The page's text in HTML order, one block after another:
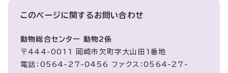
このページに関するお問い合わせ
動物総合センター 動物2係
〒444-0011 岡崎市欠町字大山田1番地
電話：0564-27-0456 ファクス：0564-27-